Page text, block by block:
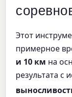
Этот
примерное
и 10 км на
результата с